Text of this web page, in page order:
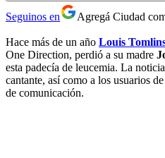
Seguinos en Agregá Ciudad
Hace más de un año Louis
One Direction, perdió a su madre
esta padecía de leucemia. La
cantante, así como a los usuarios
de comunicación.